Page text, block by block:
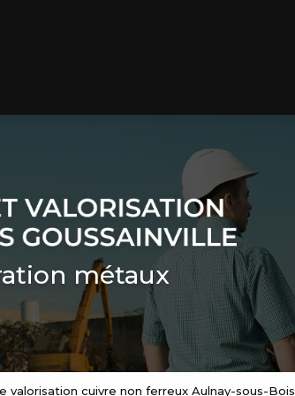
métaux
valorisation cuivre non ferreux Aulnay-sous-Bois